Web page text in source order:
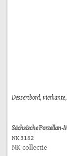
Dessertbord,
Sächsische
NK 3182
NK-collectie